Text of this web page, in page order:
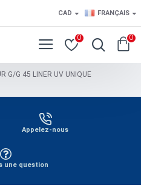
CAD FRANÇAIS
0 0
G/G 45 LINER UV UNIQUE
Appelez-nous
une question